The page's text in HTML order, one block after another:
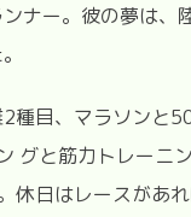
ナー。彼の夢は、
種目、マラソンと
グと筋力トレーニ
休日はレースがあ